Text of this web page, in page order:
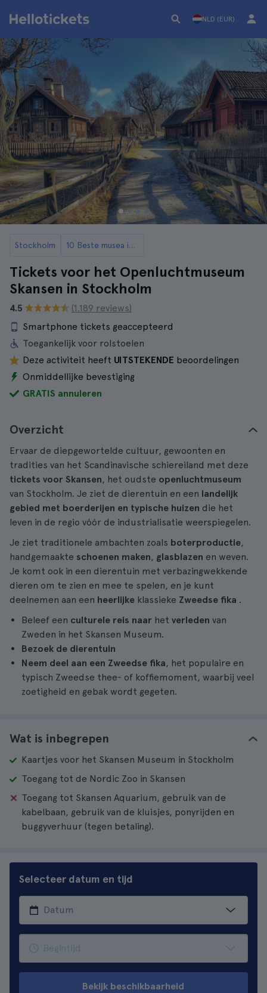
NLD (EUR)
Stockholm 10 Beste musea in Stockholm
Tickets voor het Openluchtmuseum
Skansen in Stockholm
4.5
(1.189 reviews)
Smartphone tickets geaccepteerd
Toegankelijk voor rolstoelen
Deze activiteit heeft UITSTEKENDE beoordelingen
Onmiddellijke bevestiging
GRATIS annuleren
Overzicht
Ervaar de diepgewortelde cultuur, gewoonten en
tradities van het Scandinavische schiereiland met deze
tickets voor Skansen, het oudste openluchtmuseum
van Stockholm. Je ziet de dierentuin en een landelijk
gebied met boerderijen en typische huizen die het
leven in de regio vóór de industrialisatie weerspiegelen.
Je ziet traditionele ambachten zoals boterproductie,
handgemaakte schoenen maken, glasblazen en weven.
Je komt ook in een dierentuin met verbazingwekkende
dieren om te zien en mee te spelen, en je kunt
deelnemen aan een heerlijke klassieke Zweedse fika .
Beleef een culturele reis naar het verleden van
Zweden in het Skansen Museum.
Bezoek de dierentuin
Neem deel aan een Zweedse fika, het populaire en
typisch Zweedse thee- of koffiemoment, waarbij veel
zoetigheid en gebak wordt gegeten.
Wat is inbegrepen
Kaartjes voor het Skansen Museum in Stockholm
Toegang tot de Nordic Zoo in Skansen
Toegang tot Skansen Aquarium, gebruik van de
kabelbaan, gebruik van de kluisjes, ponyrijden en
buggyverhuur (tegen betaling).
Selecteer datum en tijd
Bekijk beschikbaarheid